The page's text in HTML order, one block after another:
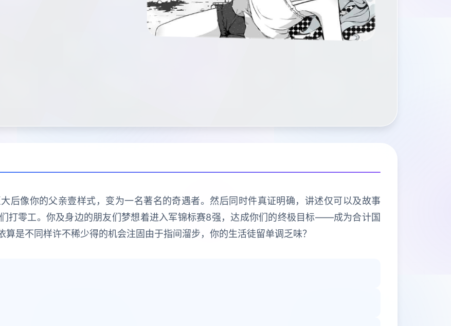
后像你的父亲壹样式，变为一名著名的奇遇者。然后同时件真证明确，讲述仅可以及故事
零工。你及身边的朋友们梦想着进入军锦标赛8强，达成你们的终极目标——成为合计国
是不同样许不稀少得的机会注固由于指间溜步，你的生活徒留单调乏味？